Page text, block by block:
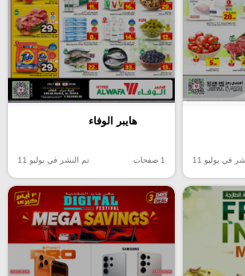
في يوليو 11
هايبر الوفاء
1 صفحات تم النشر في يوليو 11